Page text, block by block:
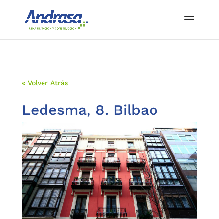
« Volver Atrás
Ledesma, 8. Bilbao